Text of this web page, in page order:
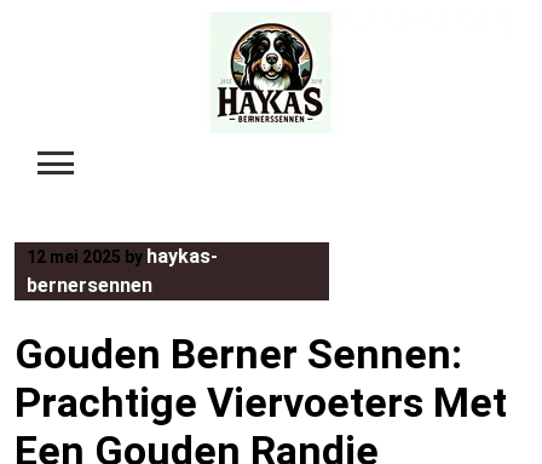
12 mei 2025 by haykas-
bernersennen
Gouden Berner Sennen:
Prachtige Viervoeters Met
Een Gouden Randje